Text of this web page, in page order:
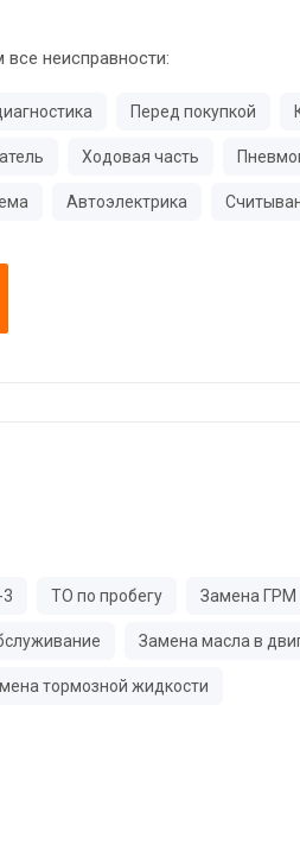
неисправности:
Перед покупкой
Ходовая часть
Автоэлектрика
ТО по пробегу Замена ГРМ
Замена масла в
тормозной жидкости